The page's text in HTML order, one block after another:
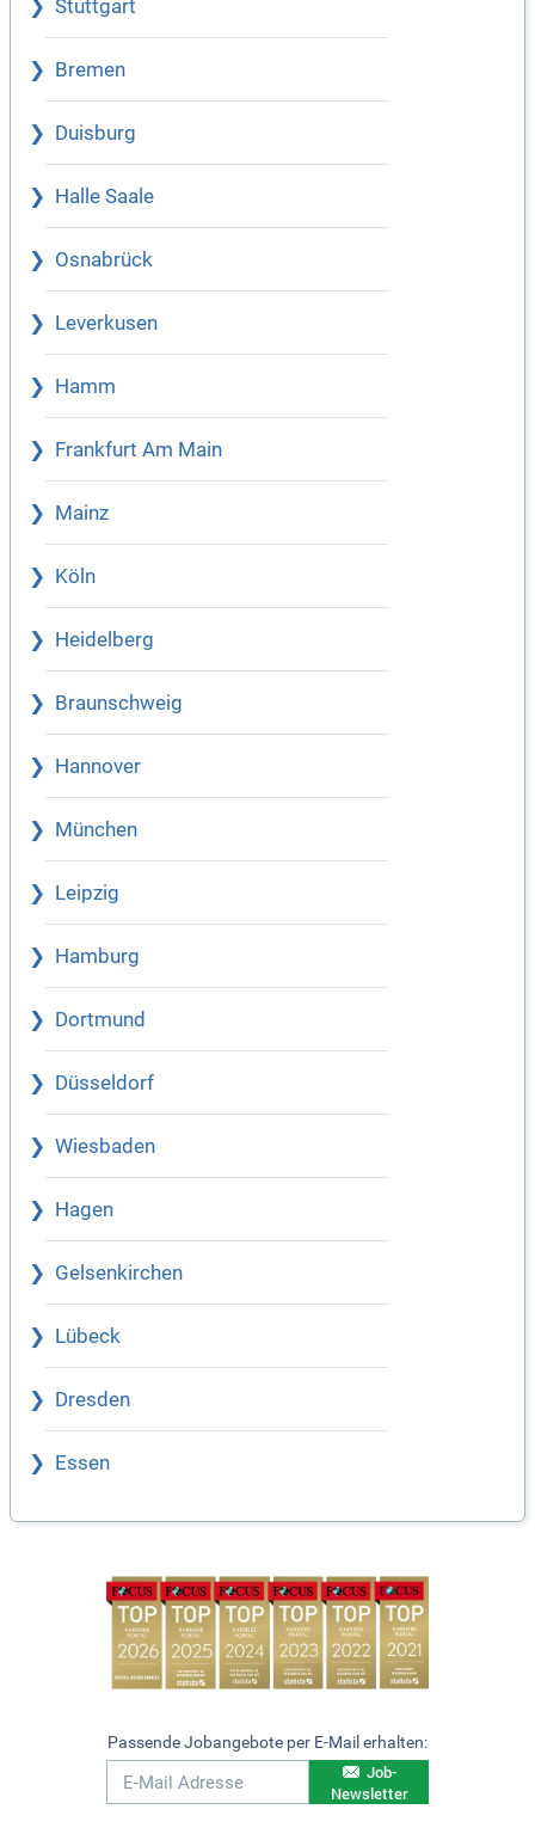
Stuttgart
Bremen
Duisburg
Halle Saale
Osnabrück
Leverkusen
Hamm
Frankfurt Am Main
Mainz
Köln
Heidelberg
Braunschweig
Hannover
München
Leipzig
Hamburg
Dortmund
Düsseldorf
Wiesbaden
Hagen
Gelsenkirchen
Lübeck
Dresden
Essen
Passende Jobangebote per E-Mail erhalten:
Job-
Newsletter